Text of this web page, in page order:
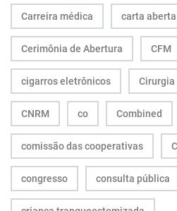
Carreira médica carta
Cerimônia de Abertura CFM
cigarros eletrônicos Cirurgia
CNRM co Combined
comissão das cooperativas
congresso consulta pública